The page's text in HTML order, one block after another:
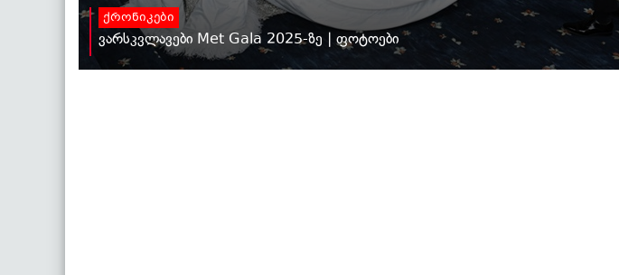
ქრონიკები
ვარსკვლავები Met Gala 2025-ზე | ფოტოები